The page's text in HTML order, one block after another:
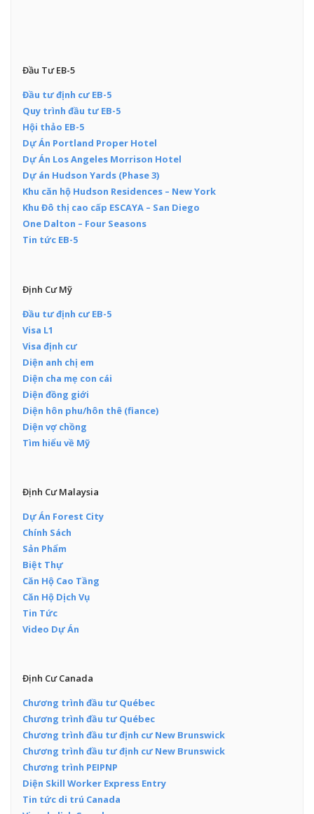
Đầu Tư EB-5
Đầu tư định cư EB-5
Quy trình đầu tư EB-5
Hội thảo EB-5
Dự Án Portland Proper Hotel
Dự Án Los Angeles Morrison Hotel
Dự án Hudson Yards (Phase 3)
Khu căn hộ Hudson Residences – New York
Khu Đô thị cao cấp ESCAYA – San Diego
One Dalton – Four Seasons
Tin tức EB-5
Định Cư Mỹ
Đầu tư định cư EB-5
Visa L1
Visa định cư
Diện anh chị em
Diện cha mẹ con cái
Diện đồng giới
Diện hôn phu/hôn thê (fiance)
Diện vợ chồng
Tìm hiểu về Mỹ
Định Cư Malaysia
Dự Án Forest City
Chính Sách
Sản Phẩm
Biệt Thự
Căn Hộ Cao Tầng
Căn Hộ Dịch Vụ
Tin Tức
Video Dự Án
Định Cư Canada
Chương trình đầu tư Québec
Chương trình đầu tư Québec
Chương trình đầu tư định cư New Brunswick
Chương trình đầu tư định cư New Brunswick
Chương trình PEIPNP
Diện Skill Worker Express Entry
Tin tức di trú Canada